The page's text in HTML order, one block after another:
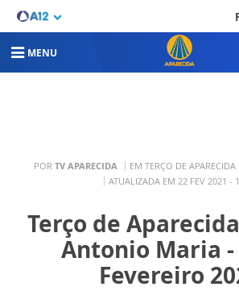
MENU
POR TV APARECIDA EM TERÇO DE APARECIDA
ATUALIZADA EM 22 FEV 2021 -
Terço de
Antonio Maria -
Fevereiro